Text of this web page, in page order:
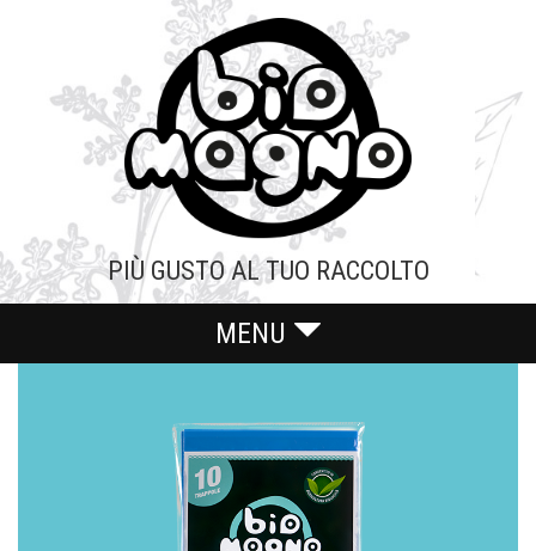
PIÙ GUSTO AL TUO RACCOLTO
MENU